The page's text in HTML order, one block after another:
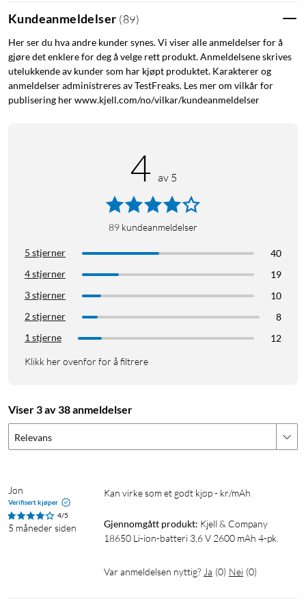
Kundeanmeldelser (89)
Her ser du hva andre kunder synes. Vi viser alle anmeldelser for å
gjøre det enklere for deg å velge rett produkt. Anmeldelsene skrives
utelukkende av kunder som har kjøpt produktet. Karakterer og
anmeldelser administreres av TestFreaks. Les mer om vilkår for
publisering her www.kjell.com/no/vilkar/kundeanmeldelser
4 av 5
89 kundeanmeldelser
5 stjerner
40
4 stjerner
19
3 stjerner
10
2 stjerner
8
1 stjerne
12
Klikk her ovenfor for å filtrere
Viser 3 av 38 anmeldelser
Relevans
Jon
Verifisert kjøper
4/5
5 måneder siden
Kan virke som et godt kjøp - kr/mAh
Gjennomgått produkt: Kjell & Company
18650 Li-ion-batteri 3,6 V 2600 mAh 4-pk.
Var anmeldelsen nyttig? Ja (0) Nei (0)